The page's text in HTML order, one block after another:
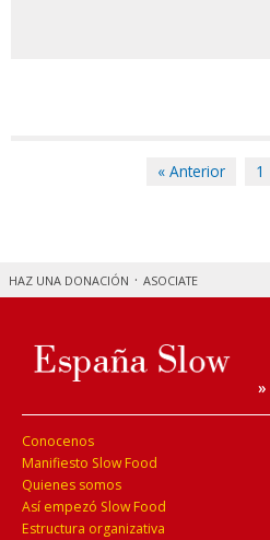
« Anterior 1
HAZ UNA DONACIÓN ASOCIATE
»
Conocenos
Manifiesto Slow Food
Quienes somos
Así empezó Slow Food
Estructura organizativa